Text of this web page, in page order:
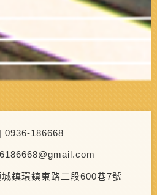
0936-186668
鎮環鎮東路二段600巷7號